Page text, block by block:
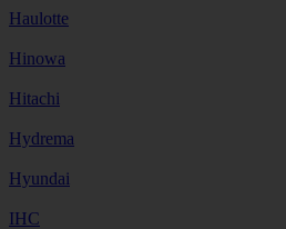
Haulotte
Hinowa
Hitachi
Hydrema
Hyundai
IHC